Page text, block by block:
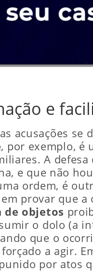
e
acusações se
, por exemplo, é
A
e que não
ordem, é
provar que
de objetos
o dolo (a
que o
a agir.
por atos